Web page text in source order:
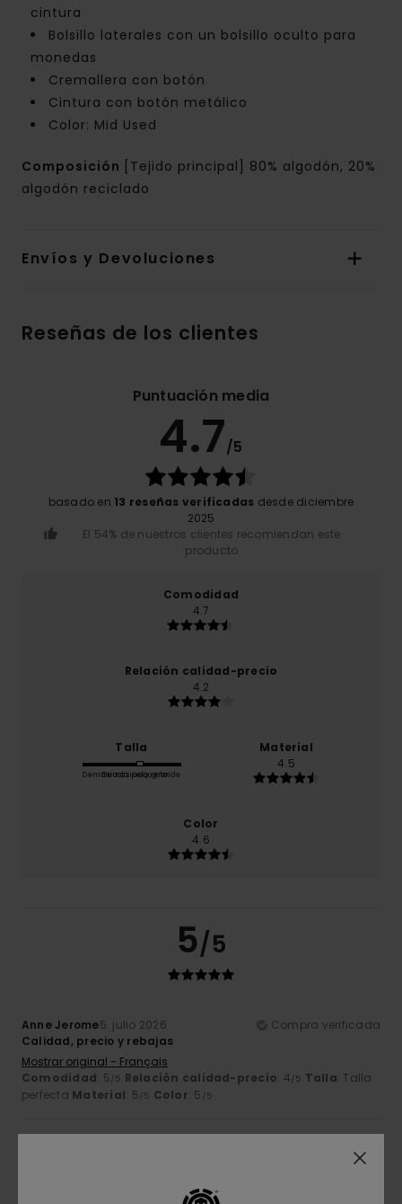
cintura
Bolsillo laterales con un bolsillo oculto para
monedas
Cremallera con botón
Cintura con botón metálico
Color: Mid Used
Composición [Tejido principal] 80% algodón, 20%
algodón reciclado
Envíos y Devoluciones
Reseñas de los clientes
Puntuación media
4.7/5
basado en 13 reseñas verificadas desde diciembre
2025
El 54% de nuestros clientes recomiendan este
producto
Comodidad
4.7
Relación calidad-precio
4.2
Talla
Demasiado pequeño
Demasiado grande
Material
4.5
Color
4.6
5/5
Anne Jerome5. julio 2026
Compra verificada
Calidad, precio y rebajas
Mostrar original - Français
Comodidad: 5/5 Relación calidad-precio: 4/5 Talla: Talla
perfecta Material: 5/5 Color: 5 /5